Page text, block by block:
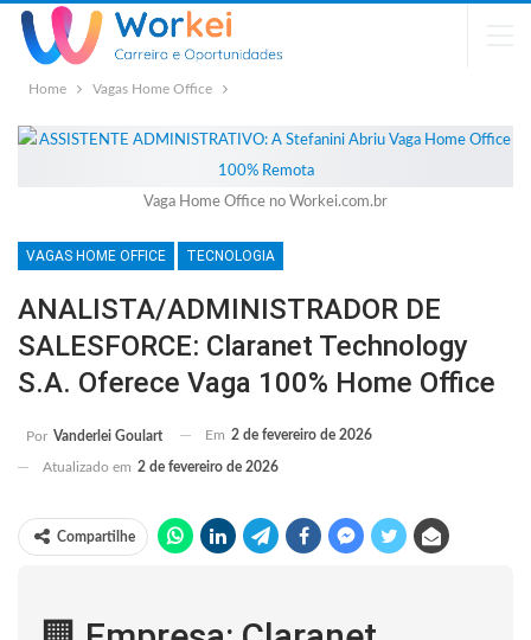
Home Vagas Home Office
Vaga Home Office no Workei.com.br
VAGAS HOME OFFICE TECNOLOGIA
ANALISTA/ADMINISTRADOR DE
SALESFORCE: Claranet Technology
S.A. Oferece Vaga 100% Home Office
Por Vanderlei Goulart Em 2 de fevereiro de 2026
Atualizado em 2 de fevereiro de 2026
Compartilhe